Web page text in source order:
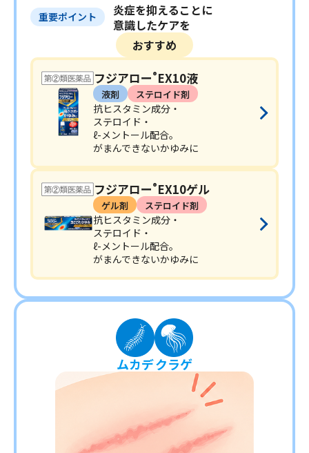
重要ポイント
炎症を抑えることに
意識したケアを
おすすめ
フジアロー ® EX10液
液剤 ステロイド剤
抗ヒスタミン成分・
ステロイド・
ℓ-メントール配合。
がまんできないかゆみに
フジアロー ® EX10ゲル
ゲル剤 ステロイド剤
抗ヒスタミン成分・
ステロイド・
ℓ-メントール配合。
がまんできないかゆみに
ムカデクラゲ